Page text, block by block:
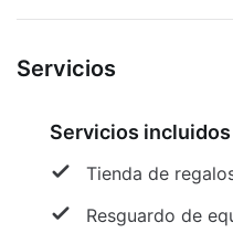
Servicios
Servicios incluidos
Tienda de
Resguardo de